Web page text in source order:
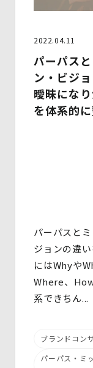
おいて、個
、十分な情報
ともに、当該
及び本方針に
第３項により
します。）
よう適切な
止その他の
つ安全に管
の安全管理
、報告連絡
及び監査を
項を就業規
2022.04.11
パーパス
ン・ビジ
曖昧にな
を体系的
パーパスと
ジョンの違
にはWhyや
Where、
系できちん...
ブランドコン
パーパス・ミ